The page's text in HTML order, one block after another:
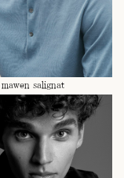
mawen salignat